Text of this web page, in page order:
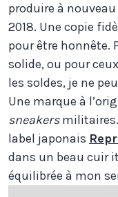
produire à
2018. Une copie
pour être honnête.
solide, ou pour
les soldes, je ne
Une marque à
sneakersmilitaires.
label japonais
dans un beau cuir
équilibrée à mon